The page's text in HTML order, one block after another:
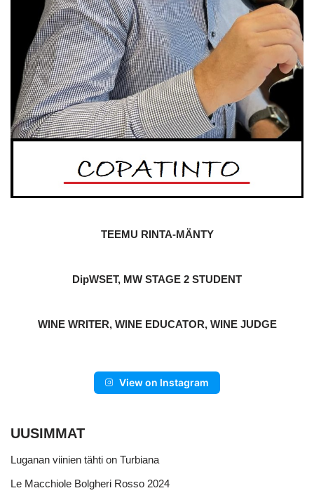
TEEMU RINTA-MÄNTY
DipWSET, MW STAGE 2 STUDENT
WINE WRITER, WINE EDUCATOR, WINE JUDGE
View on Instagram
UUSIMMAT
Luganan viinien tähti on Turbiana
Le Macchiole Bolgheri Rosso 2024